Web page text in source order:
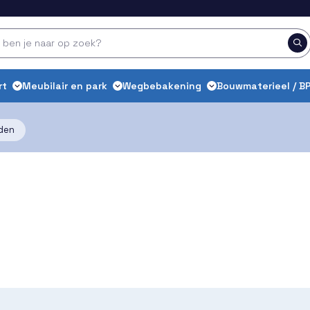
Meubilair en park Wegbebakening Bouwmaterieel /